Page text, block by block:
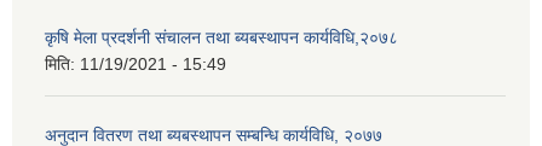
कृषि मेला प्रदर्शनी संचालन तथा ब्यबस्थापन कार्यविधि,२०७८
मिति: 11/19/2021 - 15:49
अनुदान वितरण तथा ब्यबस्थापन सम्बन्धि कार्यविधि, २०७७